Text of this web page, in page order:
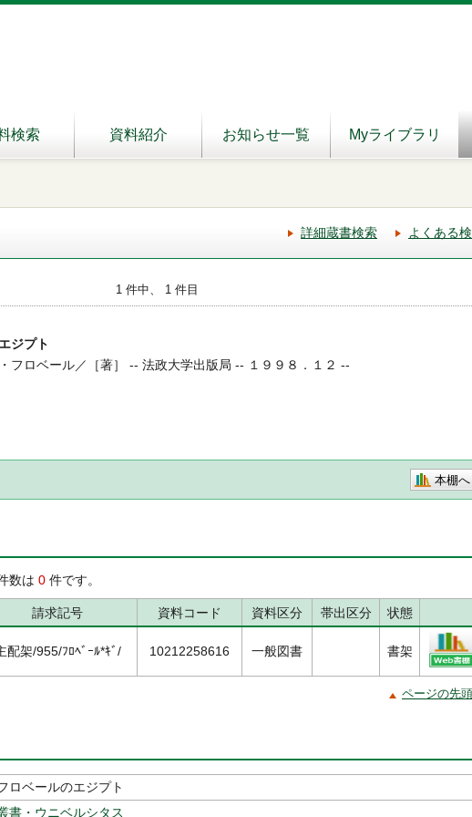
検索 資料紹介 お知らせ一覧 Myライブラリ
詳細蔵書検索 よくある
1 件中、 1 件目
ジプト
フロベール／［著］ -- 法政大学出版局 -- １９９８．１２ --
本棚へ
数は 0 件です。
請求記号 資料コード 資料区分 帯出区分 状態
配架/955/ﾌﾛﾍﾞｰﾙ*ｷﾞ/ 10212258616 一般図書 書架
ページの先
ロベールのエジプト
書・ウニベルシタス